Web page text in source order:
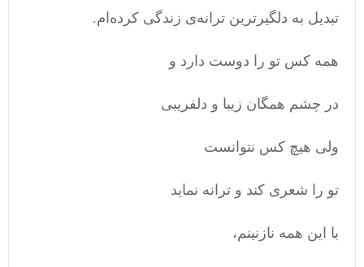
تبدیل به دلگیرترین ترانه‌ی زندگی کرده‌ام.
همه کس تو را دوست دارد و
در چشم همگان زیبا و دلفریبی
ولی هیچ کس نتوانست
تو را شعری کند و ترانه نماید
با این همه نازنینم،